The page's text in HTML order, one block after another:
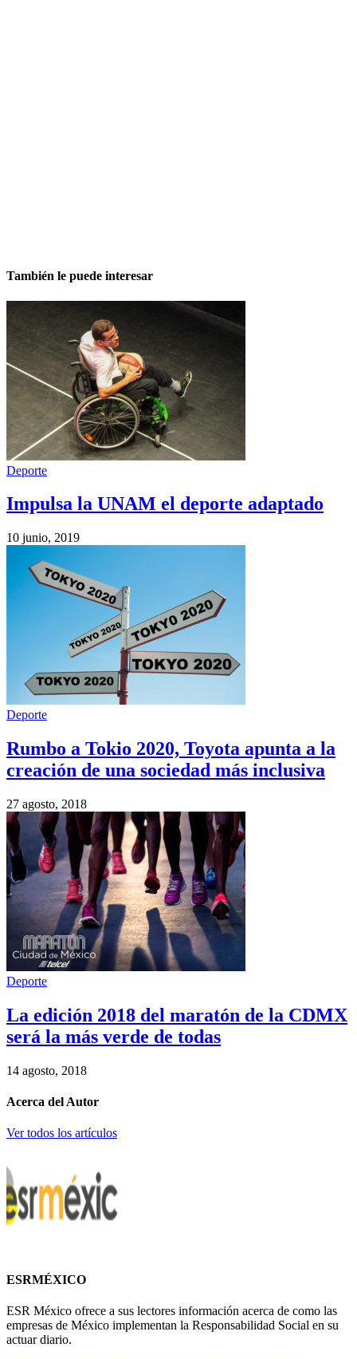
También le puede interesar
Deporte
Impulsa la UNAM el deporte adaptado
10 junio, 2019
Deporte
Rumbo a Tokio 2020, Toyota apunta a la
creación de una sociedad más inclusiva
27 agosto, 2018
Deporte
La edición 2018 del maratón de la CDMX
será la más verde de todas
14 agosto, 2018
Acerca del Autor
Ver todos los artículos
ESRMÉXICO
ESR México ofrece a sus lectores información acerca de como las
empresas de México implementan la Responsabilidad Social en su
actuar diario.